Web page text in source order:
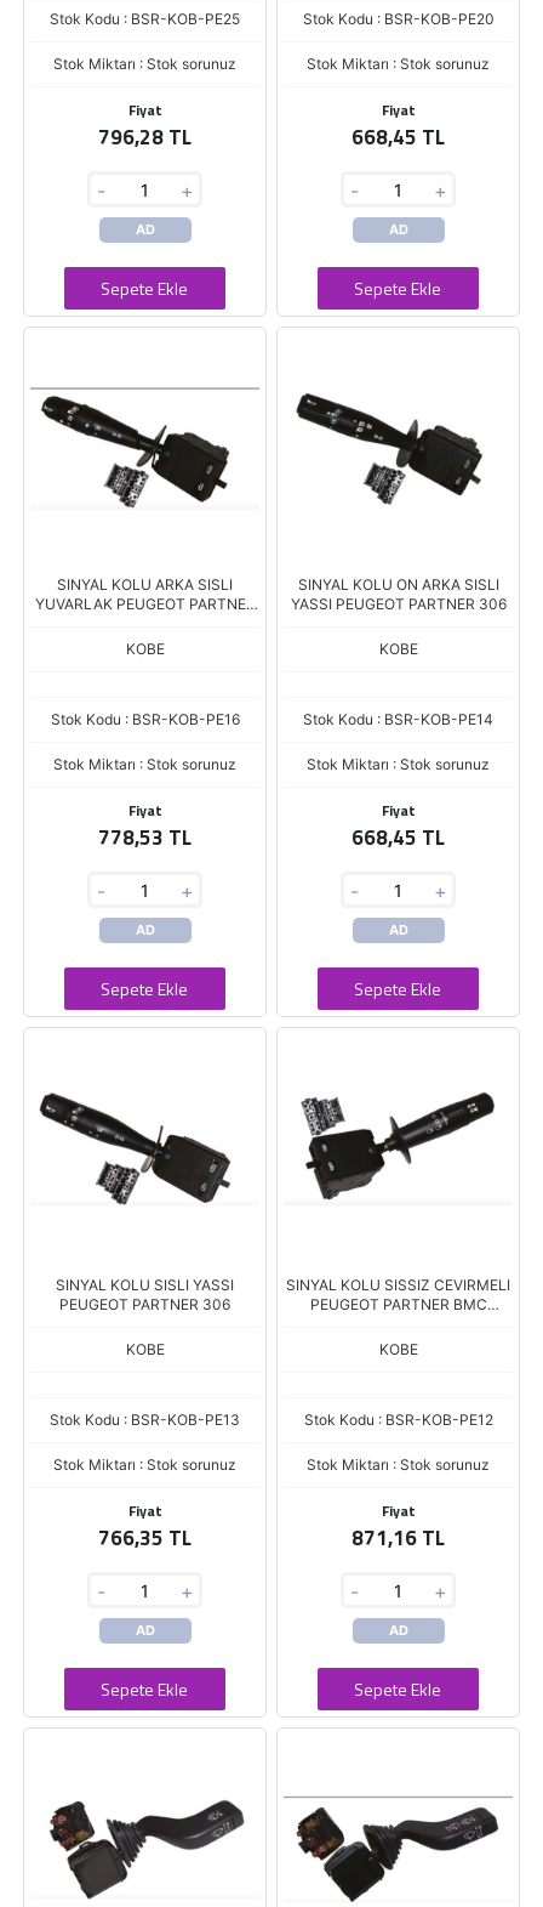
Stok Kodu : BSR-KOB-PE25
Stok Miktarı : Stok sorunuz
Fiyat
796,28 TL
- +
AD
Sepete Ekle
Stok Kodu : BSR-KOB-PE20
Stok Miktarı : Stok sorunuz
Fiyat
668,45 TL
- +
AD
Sepete Ekle
SINYAL KOLU ARKA SISLI
YUVARLAK PEUGEOT PARTNER
KOBE
Stok Kodu : BSR-KOB-PE16
Stok Miktarı : Stok sorunuz
Fiyat
778,53 TL
- +
AD
Sepete Ekle
SINYAL KOLU ON ARKA SISLI
YASSI PEUGEOT PARTNER 306
KOBE
Stok Kodu : BSR-KOB-PE14
Stok Miktarı : Stok sorunuz
Fiyat
668,45 TL
- +
AD
Sepete Ekle
SINYAL KOLU SISLI YASSI
PEUGEOT PARTNER 306
KOBE
Stok Kodu : BSR-KOB-PE13
Stok Miktarı : Stok sorunuz
Fiyat
766,35 TL
- +
AD
Sepete Ekle
SINYAL KOLU SISSIZ CEVIRMELI
PEUGEOT PARTNER BMC
KOBE
Stok Kodu : BSR-KOB-PE12
Stok Miktarı : Stok sorunuz
Fiyat
871,16 TL
- +
AD
Sepete Ekle